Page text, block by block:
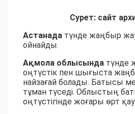
Сурет: сайт
Астанада түнде жаңбыр
ойнайды.
Ақмола облысында түнде
оңтүстік пен шығыста
найзағай болады. Батысы
тұман түседі. Облыстың
оңтүстігінде жоғары өрт